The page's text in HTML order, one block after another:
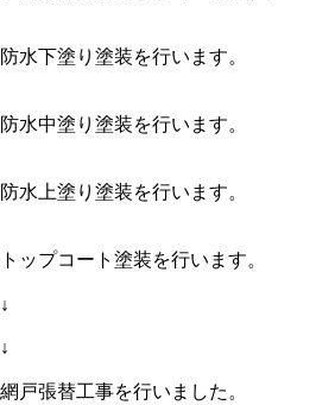
防水下塗り塗装を行います。
防水中塗り塗装を行います。
防水上塗り塗装を行います。
トップコート塗装を行います。
↓
↓
網戸張替工事を行いました。